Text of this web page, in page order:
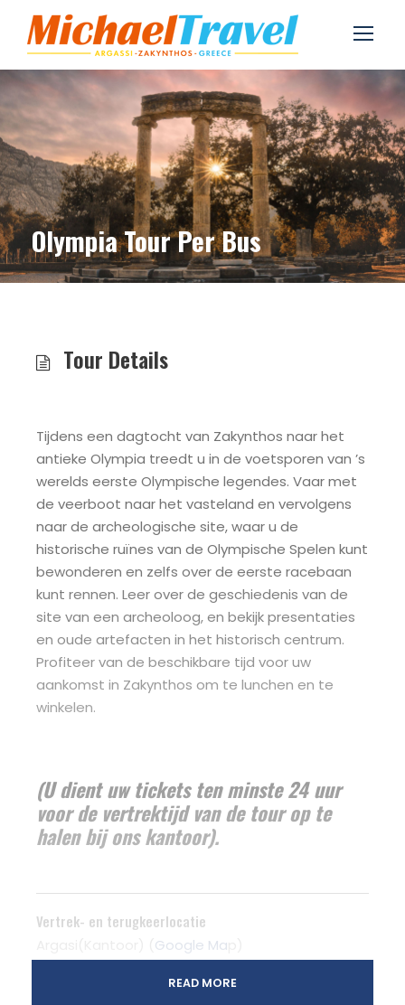
Olympia Tour Per Bus
Tour Details
Tijdens een dagtocht van Zakynthos naar het
antieke Olympia treedt u in de voetsporen van ’s
werelds eerste Olympische legendes. Vaar met
de veerboot naar het vasteland en vervolgens
naar de archeologische site, waar u de
historische ruïnes van de Olympische Spelen kunt
bewonderen en zelfs over de eerste racebaan
kunt rennen. Leer over de geschiedenis van de
site van een archeoloog, en bekijk presentaties
en oude artefacten in het historisch centrum.
Profiteer van de beschikbare tijd voor uw
aankomst in Zakynthos om te lunchen en te
winkelen.
(U dient uw tickets ten minste 24 uur
voor de vertrektijd van de tour op te
halen bij ons kantoor).
Vertrek- en terugkeerlocatie
Google Ma
Google Map)
READ MORE